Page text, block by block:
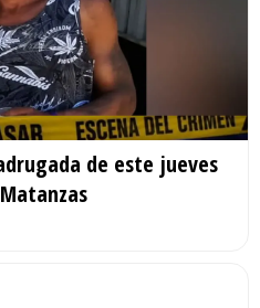
de este jueves